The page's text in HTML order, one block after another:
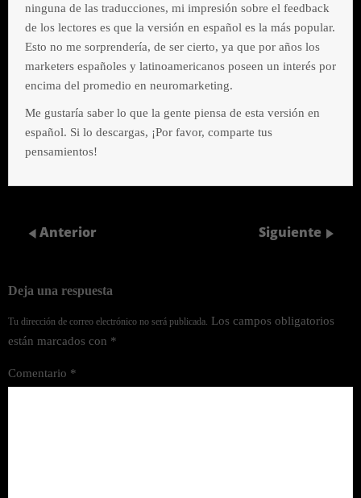
ninguna de las traducciones, mi impresión sobre el feedback
de los lectores es que la versión en español es la más popular.
Esto no me sorprendería, de ser cierto, ya que por años los
marketers españoles y latinoamericanos poseen un interés por
encima del promedio en neuromarketing.
Me gustaría saber lo que la gente piensa de esta versión en
español. Si lo descargas, ¡Por favor, comparte tus
pensamientos!
Anterior Siguiente
Deja una respuesta
Tu dirección de correo electrónico no será publicada. Los campos obligatorios
están marcados con *
Comentario *